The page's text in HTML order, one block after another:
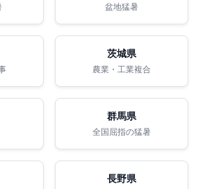
盆地猛暑
茨城県
農業・工業複合
群馬県
全国屈指の猛暑
長野県